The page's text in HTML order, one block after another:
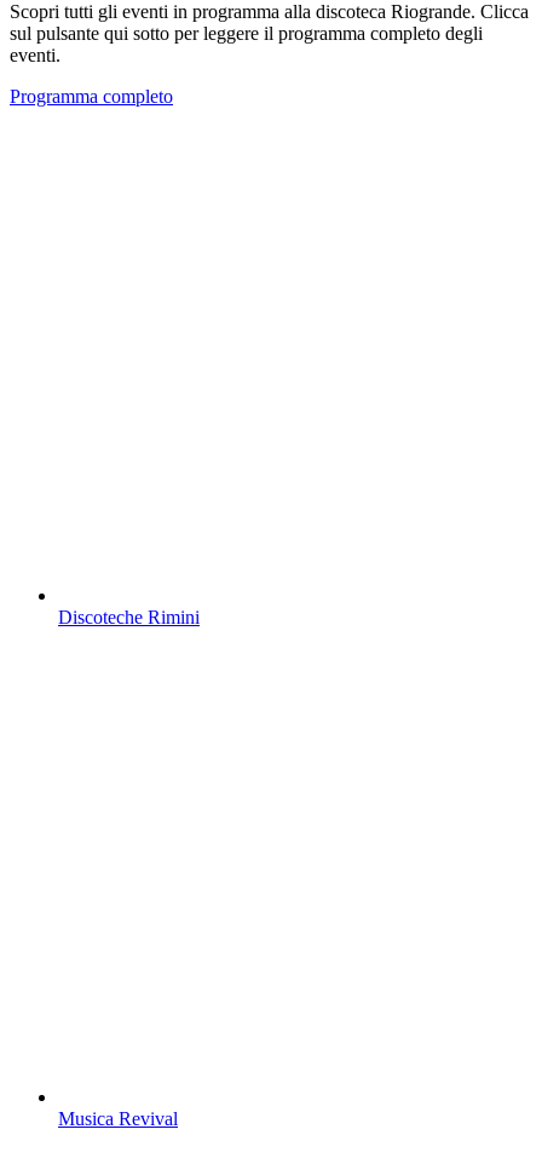
Scopri tutti gli eventi in programma alla discoteca Riogrande. Clicca
sul pulsante qui sotto per leggere il programma completo degli
eventi.
Programma completo
Discoteche Rimini
Musica Revival